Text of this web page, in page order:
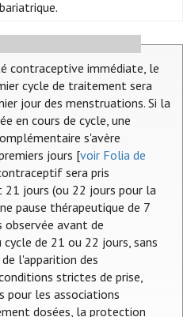
contraceptive immédiate, le
cycle de traitement sera
jour des menstruations. Si la
en cours de cycle, une
s'avère
jours [voir Folia de
sera pris
jours (ou 22 jours pour la
pause thérapeutique de 7
observée avant de
de 21 ou 22 jours, sans
l'apparition des
strictes de prise,
pour les associations
dosées, la protection